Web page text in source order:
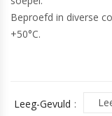
Beproefd in diverse
+50°C.
Leeg-Gevuld